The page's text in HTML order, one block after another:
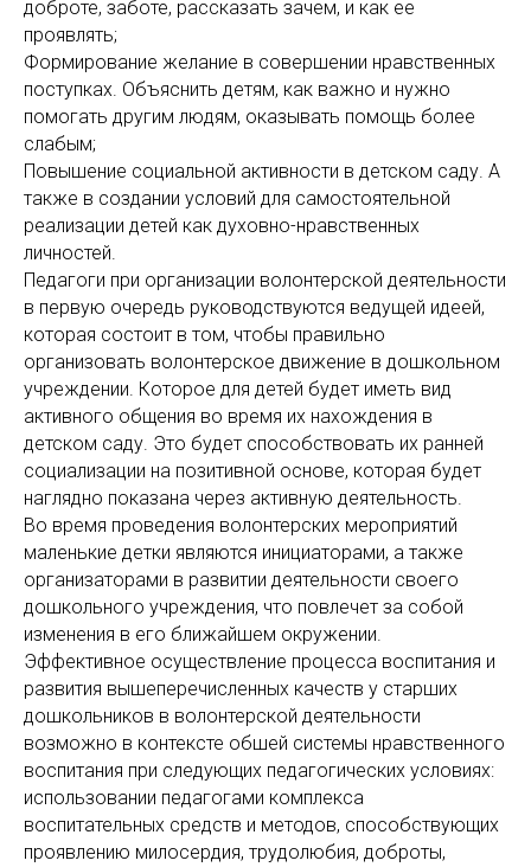
доброте, заботе, рассказать зачем, и как ее
проявлять;
Формирование желание в совершении нравственных
поступках. Объяснить детям, как важно и нужно
помогать другим людям, оказывать помощь более
слабым;
Повышение социальной активности в детском саду. А
также в создании условий для самостоятельной
реализации детей как духовно-нравственных
личностей.
Педагоги при организации волонтерской деятельности
в первую очередь руководствуются ведущей идеей,
которая состоит в том, чтобы правильно
организовать волонтерское движение в дошкольном
учреждении. Которое для детей будет иметь вид
активного общения во время их нахождения в
детском саду. Это будет способствовать их ранней
социализации на позитивной основе, которая будет
наглядно показана через активную деятельность.
Во время проведения волонтерских мероприятий
маленькие детки являются инициаторами, а также
организаторами в развитии деятельности своего
дошкольного учреждения, что повлечет за собой
изменения в его ближайшем окружении.
Эффективное осуществление процесса воспитания и
развития вышеперечисленных качеств у старших
дошкольников в волонтерской деятельности
возможно в контексте обшей системы нравственного
воспитания при следующих педагогических условиях:
использовании педагогами комплекса
воспитательных средств и методов, способствующих
проявлению милосердия, трудолюбия, доброты,